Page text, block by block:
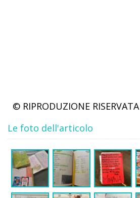
© RIPRODUZIONE RISERVATA
Le foto dell'articolo